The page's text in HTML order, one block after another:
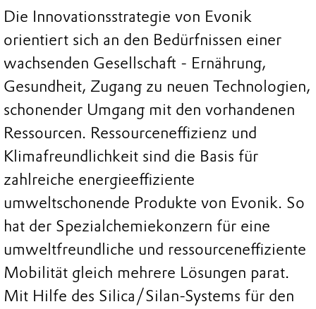
Die Innovationsstrategie von Evonik
orientiert sich an den Bedürfnissen einer
wachsenden Gesellschaft - Ernährung,
Gesundheit, Zugang zu neuen Technologien,
schonender Umgang mit den vorhandenen
Ressourcen. Ressourceneffizienz und
Klimafreundlichkeit sind die Basis für
zahlreiche energieeffiziente
umweltschonende Produkte von Evonik. So
hat der Spezialchemiekonzern für eine
umweltfreundliche und ressourceneffiziente
Mobilität gleich mehrere Lösungen parat.
Mit Hilfe des Silica/Silan-Systems für den